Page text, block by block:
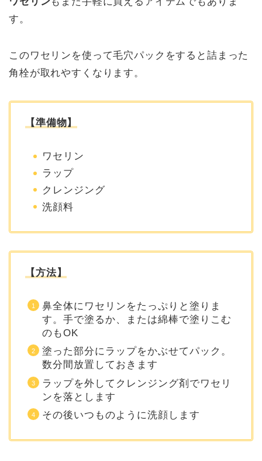
す。
このワセリンを使って毛穴パックをすると詰まった
角栓が取れやすくなります。
【準備物】
ワセリン
ラップ
クレンジング
洗顔料
【方法】
鼻全体にワセリンをたっぷりと塗りま
す。手で塗るか、または綿棒で塗りこむ
のもOK
塗った部分にラップをかぶせてパック。
数分間放置しておきます
ラップを外してクレンジング剤でワセリ
ンを落とします
その後いつものように洗顔します